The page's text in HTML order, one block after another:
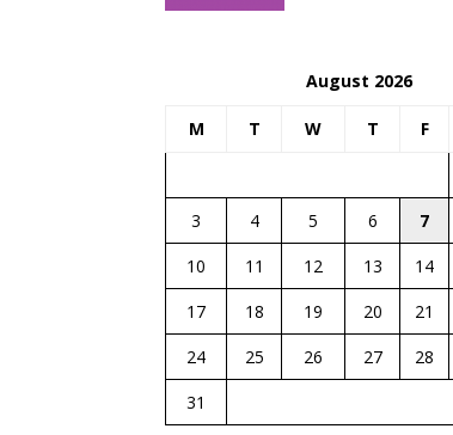
August 2026
M T W T F
3
4 5 6 7
10
11 12 13 14
17
18 19 20 21
24
25 26 27 28
31